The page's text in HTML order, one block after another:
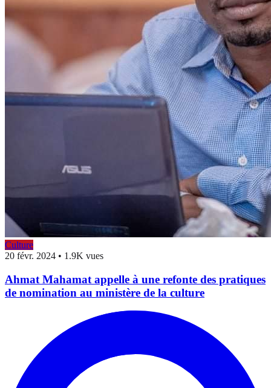
Culture
20 févr. 2024 • 1.9K vues
Ahmat Mahamat appelle à une refonte des pratiques
de nomination au ministère de la culture